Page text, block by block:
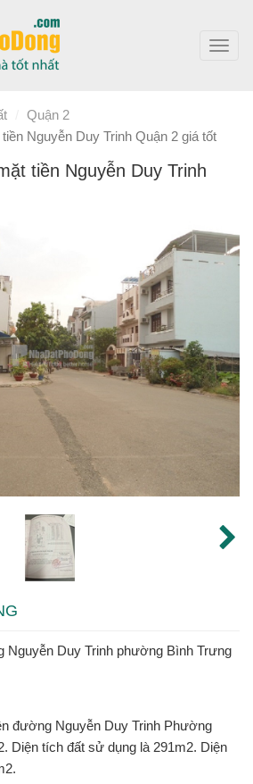
Quận 2
Nguyễn Duy Trinh Quận 2 giá tốt
tiền Nguyễn Duy Trinh
Nguyễn Duy Trinh phường Bình Trưng
đường Nguyễn Duy Trinh Phường
Diện tích đất sử dụng là 291m2. Diện